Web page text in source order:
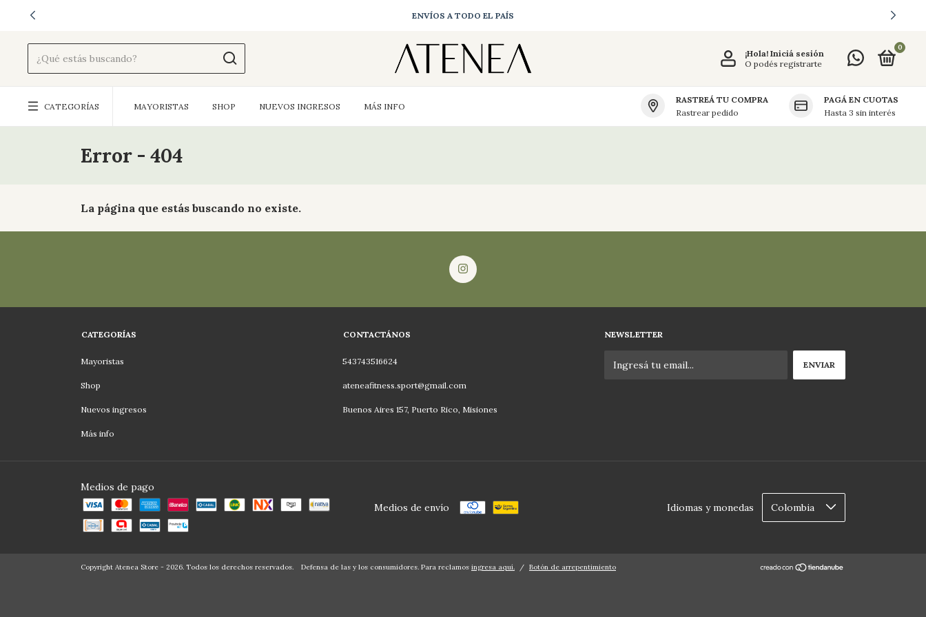
ENVÍOS A TODO EL PAÍS
¡Hola! Iniciá sesión
O podés registrarte
0
CATEGORÍAS MAYORISTAS SHOP NUEVOS INGRESOS MÁS INFO
RASTREÁ TU COMPRA
Rastrear pedido
PAGÁ EN CUOTAS
Hasta 3 sin interés
Error - 404
La página que estás buscando no existe.
CATEGORÍAS
Mayoristas
Shop
Nuevos ingresos
Más info
CONTACTÁNOS
543743516624
ateneafitness.sport@gmail.com
Buenos Aires 157, Puerto Rico, Misiones
NEWSLETTER
Medios de pago
Medios de envío
Idiomas y monedas
Copyright Atenea Store - 2026. Todos los derechos reservados. Defensa de las y los consumidores. Para reclamos ingresa aquí. / Botón de arrepentimiento